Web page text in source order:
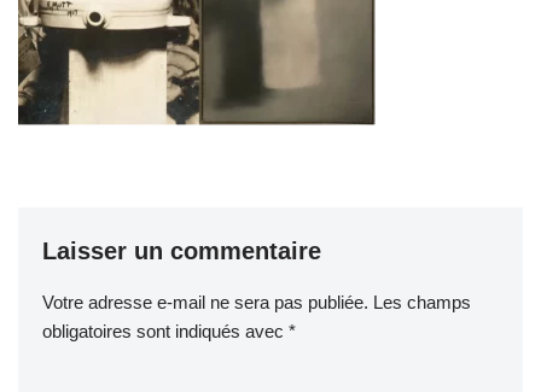
Laisser un commentaire
Votre adresse e-mail ne sera pas publiée. Les champs
obligatoires sont indiqués avec *